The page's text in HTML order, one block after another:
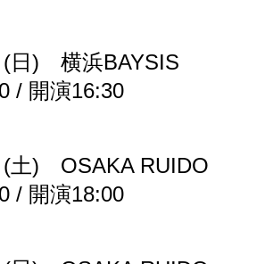
(日) 横浜BAYSIS
/ 開演16:30
(土) OSAKA RUIDO
/ 開演18:00